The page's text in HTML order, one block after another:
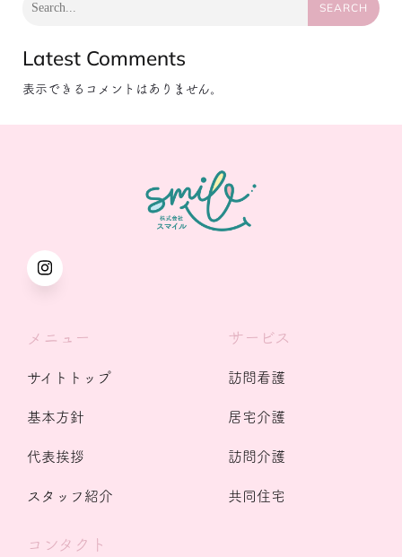
SEARCH
Latest Comments
表示できるコメントはありません。
メニュー
サイトトップ
基本方針
代表挨拶
スタッフ紹介
サービス
訪問看護
居宅介護
訪問介護
共同住宅
コンタクト